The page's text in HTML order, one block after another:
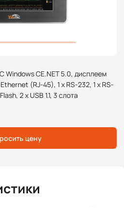
Windows CE.NET 5.0, дисплеем
(RJ-45), 1 x RS-232, 1 x RS-
2 x USB 1.1, 3 слота
цену